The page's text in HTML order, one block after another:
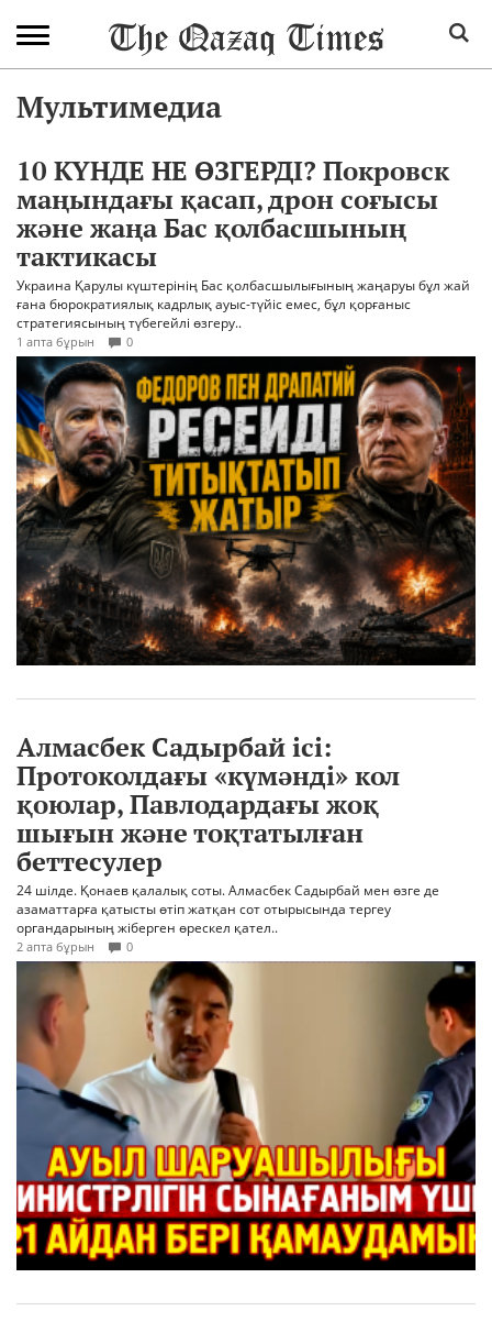
Мультимедиа
10 КҮНДЕ НЕ ӨЗГЕРДІ? Покровск
маңындағы қасап, дрон соғысы
және жаңа Бас қолбасшының
тактикасы
Украина Қарулы күштерінің Бас қолбасшылығының жаңаруы бұл жай
ғана бюрократиялық кадрлық ауыс-түйіс емес, бұл қорғаныс
стратегиясының түбегейлі өзгеру..
1 апта бұрын 0
Алмасбек Садырбай ісі:
Протоколдағы «күмәнді» кол
қоюлар, Павлодардағы жоқ
шығын және тоқтатылған
беттесулер
24 шілде. Қонаев қалалық соты. Алмасбек Садырбай мен өзге де
азаматтарға қатысты өтіп жатқан сот отырысында тергеу
органдарының жіберген өрескел қател..
2 апта бұрын 0